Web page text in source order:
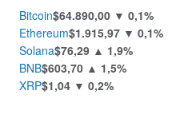
Bitcoin$64.890,00 ▼ 0,1%
Ethereum$1.915,97 ▼ 0,1%
Solana$76,29 ▲ 1,9%
BNB$603,70 ▲ 1,5%
XRP$1,04 ▼ 0,2%